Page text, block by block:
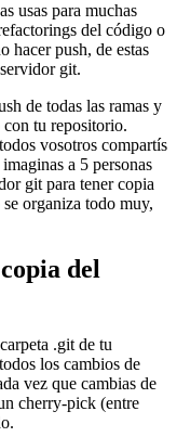
usas para muchas
del código o
hacer push, de estas
git.
de todas las ramas y
con tu repositorio.
vosotros compartís
a 5 personas
git para tener copia
organiza todo muy,
del
.git de tu
los cambios de
vez que cambias de
cherry-pick (entre